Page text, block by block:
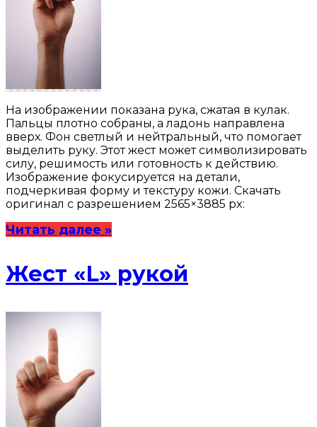
На изображении показана рука, сжатая в кулак.
Пальцы плотно собраны, а ладонь направлена
вверх. Фон светлый и нейтральный, что помогает
выделить руку. Этот жест может символизировать
силу, решимость или готовность к действию.
Изображение фокусируется на детали,
подчеркивая форму и текстуру кожи. Скачать
оригинал с разрешением 2565×3885 px:
Читать далее »
Жест «L» рукой